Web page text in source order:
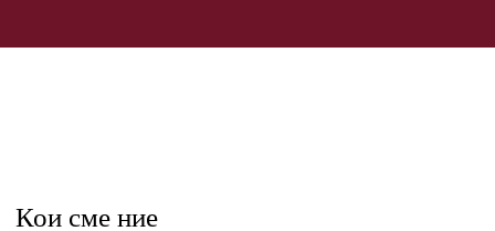
Кои сме ние